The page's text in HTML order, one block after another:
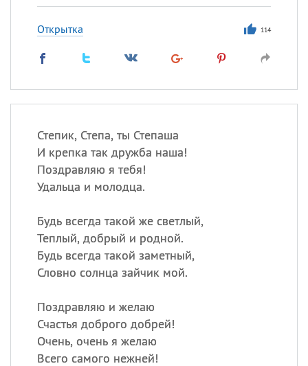
Открытка 114
Степик, Степа, ты Степаша
И крепка так дружба наша!
Поздравляю я тебя!
Удальца и молодца.
Будь всегда такой же светлый,
Теплый, добрый и родной.
Будь всегда такой заметный,
Словно солнца зайчик мой.
Поздравляю и желаю
Счастья доброго добрей!
Очень, очень я желаю
Всего самого нежней!